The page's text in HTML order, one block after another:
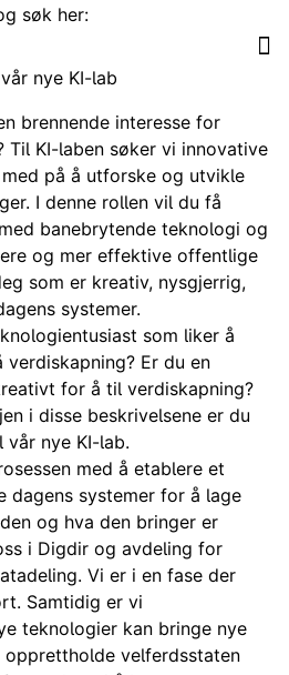
søk her:
nye KI-lab
brennende interesse for
Til KI-laben søker vi innovative
på å utforske og utvikle
I denne rollen vil du få
banebrytende teknologi og
og mer effektive offentlige
som er kreativ, nysgjerrig,
systemer.
som liker å
Er du en
for å til verdiskapning?
i disse beskrivelsene er du
vår nye KI-lab.
med å etablere et
dagens systemer for å lage
og hva den bringer er
i Digdir og avdeling for
Vi er i en fase der
Samtidig er vi
teknologier kan bringe nye
velferdsstaten